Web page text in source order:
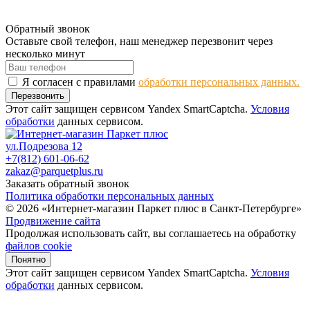
Обратный звонок
Оставьте свой телефон, наш менеджер перезвонит через
несколько минут
Я согласен с правилами обработки персональных данных.
Перезвонить
Этот сайт защищен сервисом Yandex SmartCaptcha. Условия
обработки данных сервисом.
ул.Подрезова 12
+7(812) 601-06-62
zakaz@parquetplus.ru
Заказать обратный звонок
Политика обработки персональных данных
© 2026 «Интернет-магазин Паркет плюс в Санкт-Петербурге»
Продвижение сайта
Продолжая использовать сайт, вы соглашаетесь на обработку
файлов cookie
Понятно
Этот сайт защищен сервисом Yandex SmartCaptcha. Условия
обработки данных сервисом.